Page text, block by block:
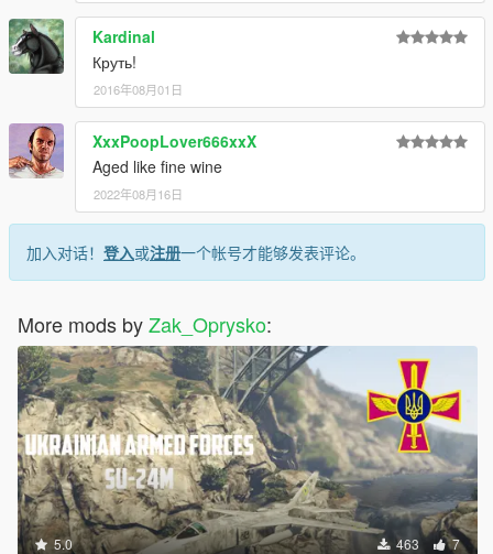
Kardinal
Круть!
2016年08月01日
XxxPoopLover666xxX
Aged like fine wine
2022年08月16日
加入对话！ 登入或注册一个帐号才能够发表评论。
More mods byZak_Oprysko:
5.0 463 7